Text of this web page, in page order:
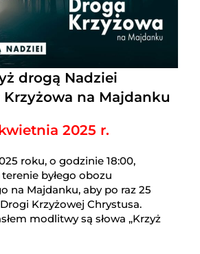
drogą Nadziei
Krzyżowa na Majdanku
kwietnia 2025 r.
roku, o godzinie 18:00,
byłego obozu
na Majdanku, aby po raz 25
Krzyżowej Chrystusa.
modlitwy są słowa „Krzyż